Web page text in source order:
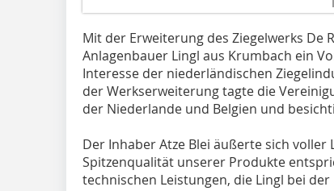
Mit der Erweiterung des Ziegelwerks De
Anlagenbauer Lingl aus Krumbach ein
Interesse der niederländischen
der Werkserweiterung tagte die
der Niederlande und Belgien und
Der Inhaber Atze Blei äußerte sich voller
Spitzenqualität unserer Produkte
technischen Leistungen, die Lingl bei